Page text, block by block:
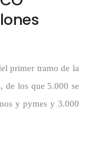
primer tramo de la
de los que 5.000 se
y pymes y 3.000